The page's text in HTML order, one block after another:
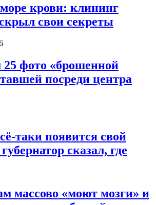
крови: клининг
свои секреты
фото «брошенной
посреди центра
таки появится свой
сказал, где
массово «моют мозги» и